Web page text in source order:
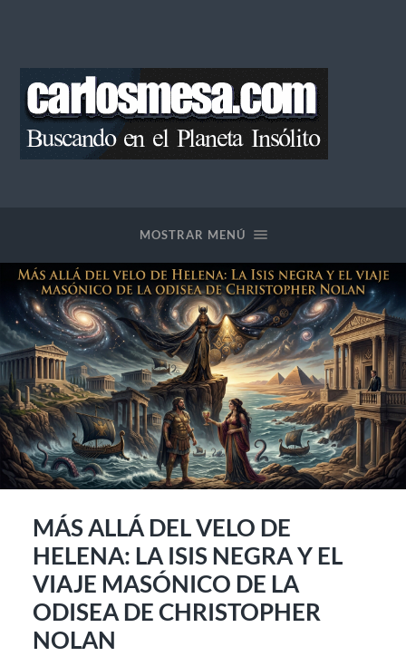
MOSTRAR MENÚ
MÁS ALLÁ DEL VELO DE
HELENA: LA ISIS NEGRA Y EL
VIAJE MASÓNICO DE LA
ODISEA DE CHRISTOPHER
NOLAN